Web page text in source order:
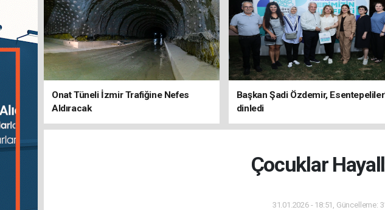
Onat Tüneli İzmir Trafiğine Nefes
Aldıracak
Başkan Şadi Özdemir,
dinledi
Çocuklar
31.01.2026 - 18:51, Güncelleme: